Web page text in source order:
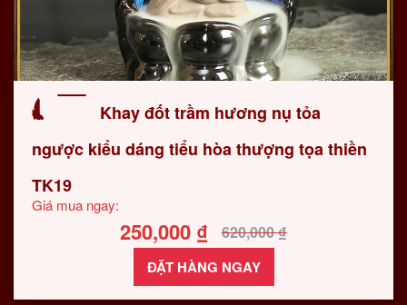
Khay đốt trầm hương nụ tỏa
ngược kiểu dáng tiểu hòa thượng tọa thiền
TK19
Giá mua ngay:
620,000₫
250,000 ₫
ĐẶT HÀNG NGAY